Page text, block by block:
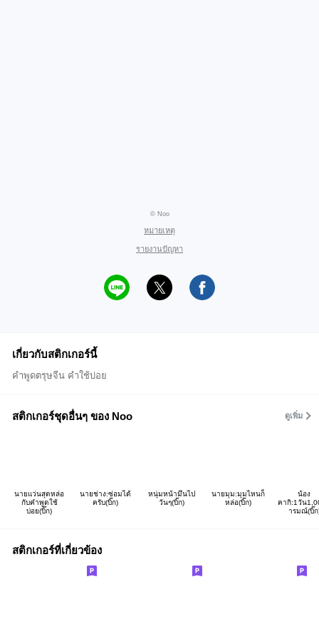
© Noo
หมายเหตุ
รายงานปัญหา
เกี่ยวกับสติกเกอร์นี้
คำพูดตรุษจีน คำใช้บ่อย
สติกเกอร์ชุดอื่นๆ ของ Noo ดูเพิ่ม
นายแว่นสุดหล่อ
กับคำพูดใช้
บ่อย(บิ๊ก)
นายช่าง:ซ่อมได้
ครับ(บิ๊ก)
หนุ่มหน้ามึนไป
วันๆ(บิ๊ก)
นายมุม:มุมไหนก็
หล่อ(บิ๊ก)
น้อง
คากิ:1วัน
ารมณ์(บิ๊ก
สติกเกอร์ที่เกี่ยวข้อง